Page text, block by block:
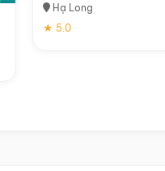
Hạ Long
★ 5.0